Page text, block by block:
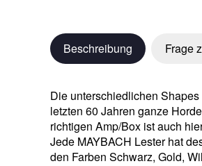
Beschreibung Frage
Die unterschiedlichen
letzten 60 Jahren ganze
richtigen Amp/Box ist auch
Jede MAYBACH Lester hat
den Farben Schwarz, Gold,